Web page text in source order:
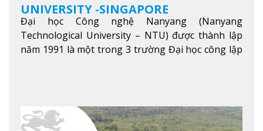
UNIVERSITY -SINGAPORE
Đại học Công nghệ Nanyang (Nanyang
Technological University – NTU) được thành lập
năm 1991 là một trong 3 trường Đại học công lập
Khoa học máy tính…Trường cũng được bình chọn
là một trong những ngôi trường đáng học nhất